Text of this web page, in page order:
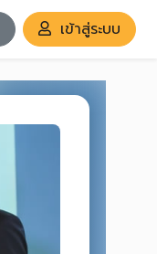
เข้าสู่ระบบ